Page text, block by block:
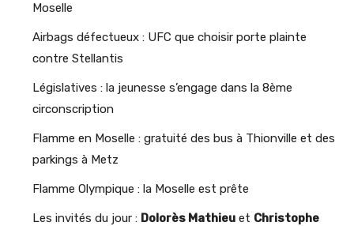
Moselle
Airbags défectueux : UFC que choisir porte plainte
contre Stellantis
Législatives : la jeunesse s’engage dans la 8ème
circonscription
Flamme en Moselle : gratuité des bus à Thionville et des
parkings à Metz
Flamme Olympique : la Moselle est prête
Les invités du jour : Dolorès Mathieu et Christophe